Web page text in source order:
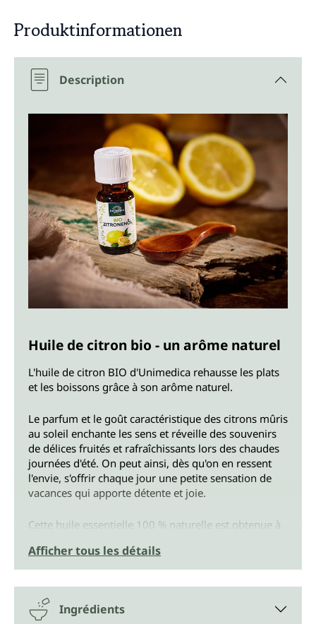
Produktinformationen
Description
Huile de citron bio - un arôme naturel
L'huile de citron BIO d'Unimedica rehausse les plats
et les boissons grâce à son arôme naturel.
Le parfum et le goût caractéristique des citrons mûris
au soleil enchante les sens et réveille des souvenirs
de délices fruités et rafraîchissants lors des chaudes
journées d'été. On peut ainsi, dès qu'on en ressent
l'envie, s'offrir chaque jour une petite sensation de
vacances qui apporte détente et joie.
Cette huile essentielle 100 % naturelle est obtenue à
Chaque flacon d'huile essentielle de citron BIO
d'Unimedica contient 10 ml d'huile essentielle de
citron naturelle. Le flacon est en verre brun
protecteur et est muni d'un compte-gouttes.
Afficher tous les détails
Ingrédients